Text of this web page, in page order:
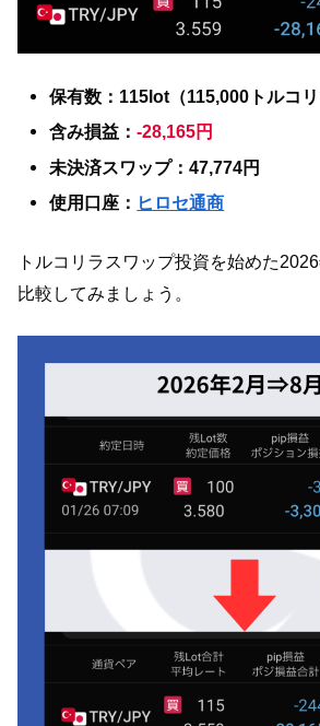
保有数：115lot（115,000トルコリ
含み損益：-28,165円
未決済スワップ：47,774円
使用口座： ヒロセ通商
トルコリラスワップ投資を始めた
比較してみましょう。